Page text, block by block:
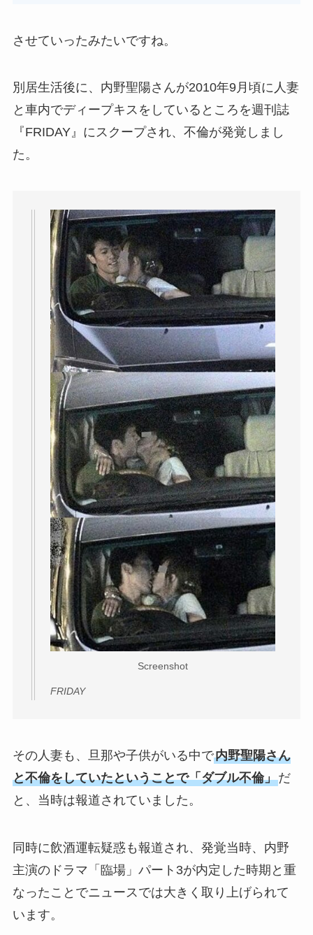
させていったみたいですね。
別居生活後に、内野聖陽さんが2010年9月頃に人妻
と車内でディープキスをしているところを週刊誌
『FRIDAY』にスクープされ、不倫が発覚しまし
た。
Screenshot
FRIDAY
その人妻も、旦那や子供がいる中で内野聖陽さん
と不倫をしていたということで「ダブル不倫」だ
と、当時は報道されていました。
同時に飲酒運転疑惑も報道され、発覚当時、内野
主演のドラマ「臨場」パート3が内定した時期と重
なったことでニュースでは大きく取り上げられて
います。